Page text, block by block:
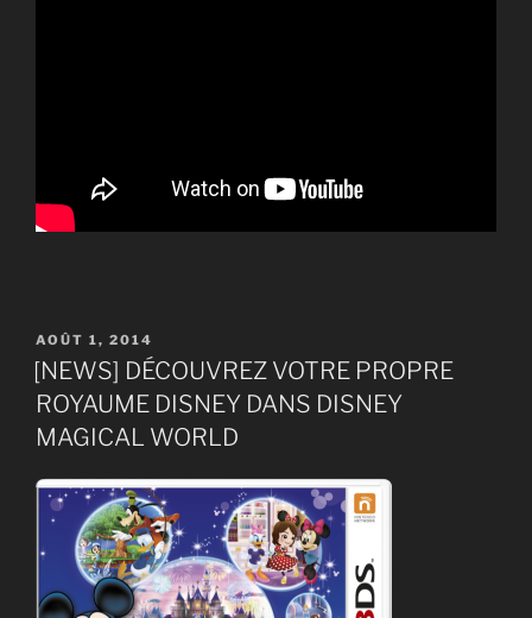
PUBLIÉ
LE
AOÛT 1, 2014
[NEWS] DÉCOUVREZ VOTRE PROPRE
ROYAUME DISNEY DANS DISNEY
MAGICAL WORLD